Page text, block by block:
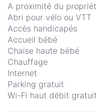
A proximité du
Abri pour vélo ou VTT
Accès handicapés
Accueil bébé
Chaise haute bébé
Chauffage
Internet
Parking gratuit
Wi-Fi haut débit gratuit